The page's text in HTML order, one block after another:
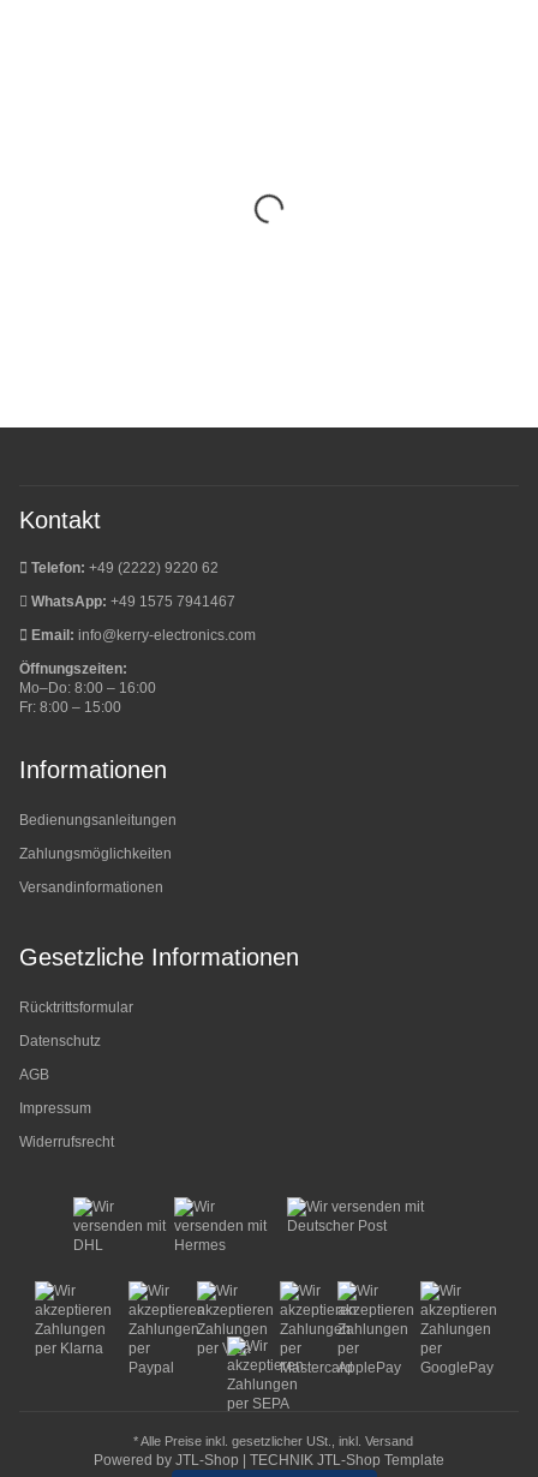
Kontakt
Telefon: +49 (2222) 9220 62
WhatsApp: +49 1575 7941467
Email: info@kerry-electronics.com
Öffnungszeiten:
Mo–Do: 8:00 – 16:00
Fr: 8:00 – 15:00
Informationen
Bedienungsanleitungen
Zahlungsmöglichkeiten
Versandinformationen
Gesetzliche Informationen
Rücktrittsformular
Datenschutz
AGB
Impressum
Widerrufsrecht
* Alle Preise inkl. gesetzlicher USt., inkl. Versand
Powered by JTL-Shop TECHNIK JTL-Shop Template